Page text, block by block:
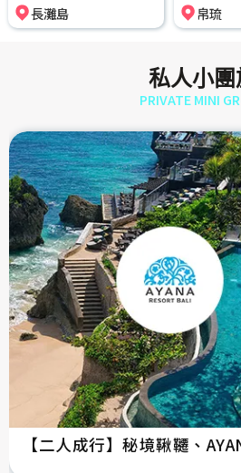
長灘島 帛琉
私人小
PRIVATE MINI
【二人成行】秘境鞦韆、